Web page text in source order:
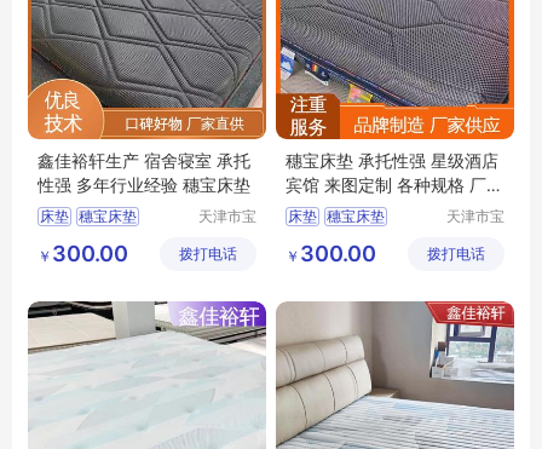
鑫佳裕轩生产 宿舍寝室 承托
性强 多年行业经验 穗宝床垫
床垫 穗宝床垫
天津床垫
天津市宝
裕轩床垫
￥ 300.00 拨打电话
穗宝床垫 承托性强 星级酒店
宾馆 来图定制 各种规格 厂家
供应
床垫 穗宝床垫
异形尺寸折叠棕垫
天津市宝
裕轩床垫
￥ 300.00 拨打电话